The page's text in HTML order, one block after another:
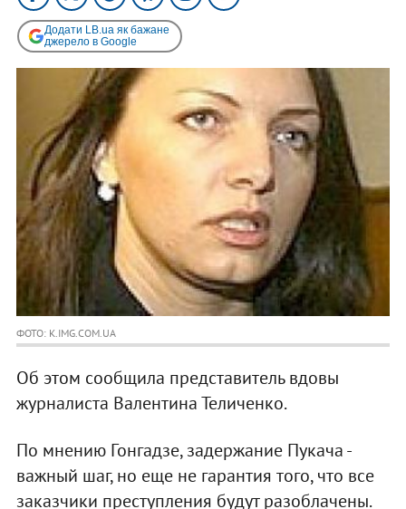
Додати LB.ua як бажане
джерело в Google
ФОТО: K.IMG.COM.UA
Об этом сообщила представитель вдовы
журналиста Валентина Теличенко.
По мнению Гонгадзе, задержание Пукача -
важный шаг, но еще не гарантия того, что все
заказчики преступления будут разоблачены.